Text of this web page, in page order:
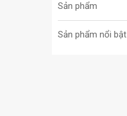
Sản phẩm
Sản phẩm nổi bật